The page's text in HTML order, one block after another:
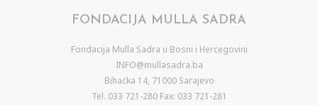
FONDACIJA MULLA SADRA
Fondacija Mulla Sadra u Bosni i Hercegovini
INFO@mullasadra.ba
Bihaćka 14, 71000 Sarajevo
Tel. 033 721-280 Fax: 033 721-281